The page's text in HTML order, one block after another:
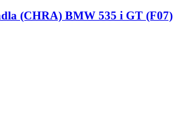
(CHRA) BMW 535 i GT (F07)